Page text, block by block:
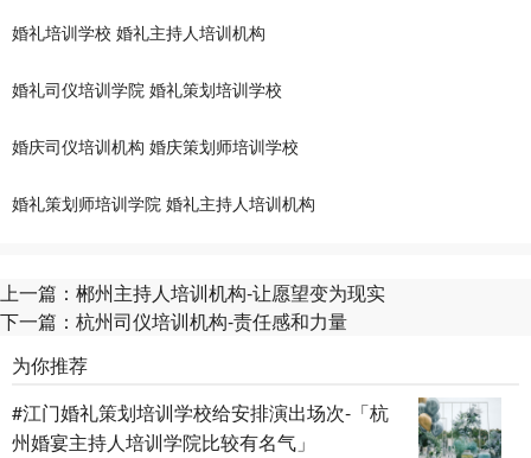
婚礼培训学校 婚礼主持人培训机构
婚礼司仪培训学院 婚礼策划培训学校
婚庆司仪培训机构 婚庆策划师培训学校
婚礼策划师培训学院 婚礼主持人培训机构
上一篇： 郴州主持人培训机构-让愿望变为现实
下一篇： 杭州司仪培训机构-责任感和力量
为你推荐
#江门婚礼策划培训学校给安排演出场次-「杭
州婚宴主持人培训学院比较有名气」